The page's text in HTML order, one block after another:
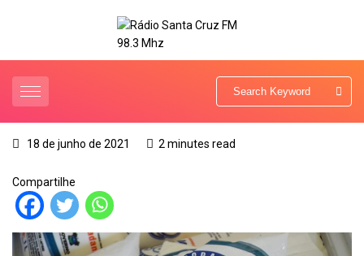
18 de junho de 2021 2 minutes read
Compartilhe